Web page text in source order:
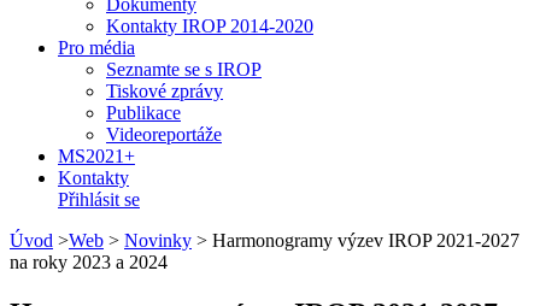
Dokumenty
Kontakty IROP 2014-2020
Pro média
Seznamte se s IROP
Tiskové zprávy
Publikace
Videoreportáže
MS2021+
Kontakty
Přihlásit se
Úvod >Web > Novinky > Harmonogramy výzev IROP 2021-2027
na roky 2023 a 2024